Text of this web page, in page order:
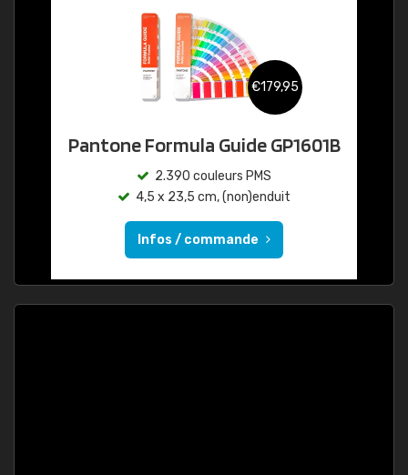
€179,95
Pantone Formula Guide GP1601B
2.390 couleurs PMS
4,5 x 23,5 cm, (non)enduit
Infos / commande